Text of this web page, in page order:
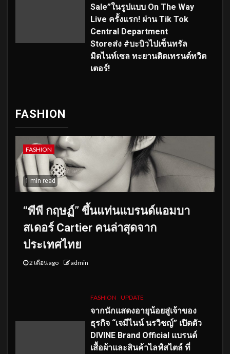
Sale”ในรูปแบบ On The Way
Live ครั้งแรก! ผ่าน Tik Tok
Central Department
Storeส่ง #บะบิวไปเซ็นทรัล
มิดไนท์เซล ทะยานติดเทรนด์ทวิต
เตอร์!
FASHION
FASHION
1 min read
“พีพี กฤษฏ์” ขึ้นแท่นแบรนด์แอมบา
สเดอร์ Cartier คนล่าสุดจาก
ประเทศไทย
2 เดือน ago admin
FASHION UPDATE
จากนักแสดงอายุน้อยสู่เจ้าของ
ธุรกิจ “เจมีไนน์ นรวิชญ์” เปิดตัว
DIVINE Brand Official แบรนด์
เสื้อผ้าและสินค้าไลฟ์สไตล์ ที่